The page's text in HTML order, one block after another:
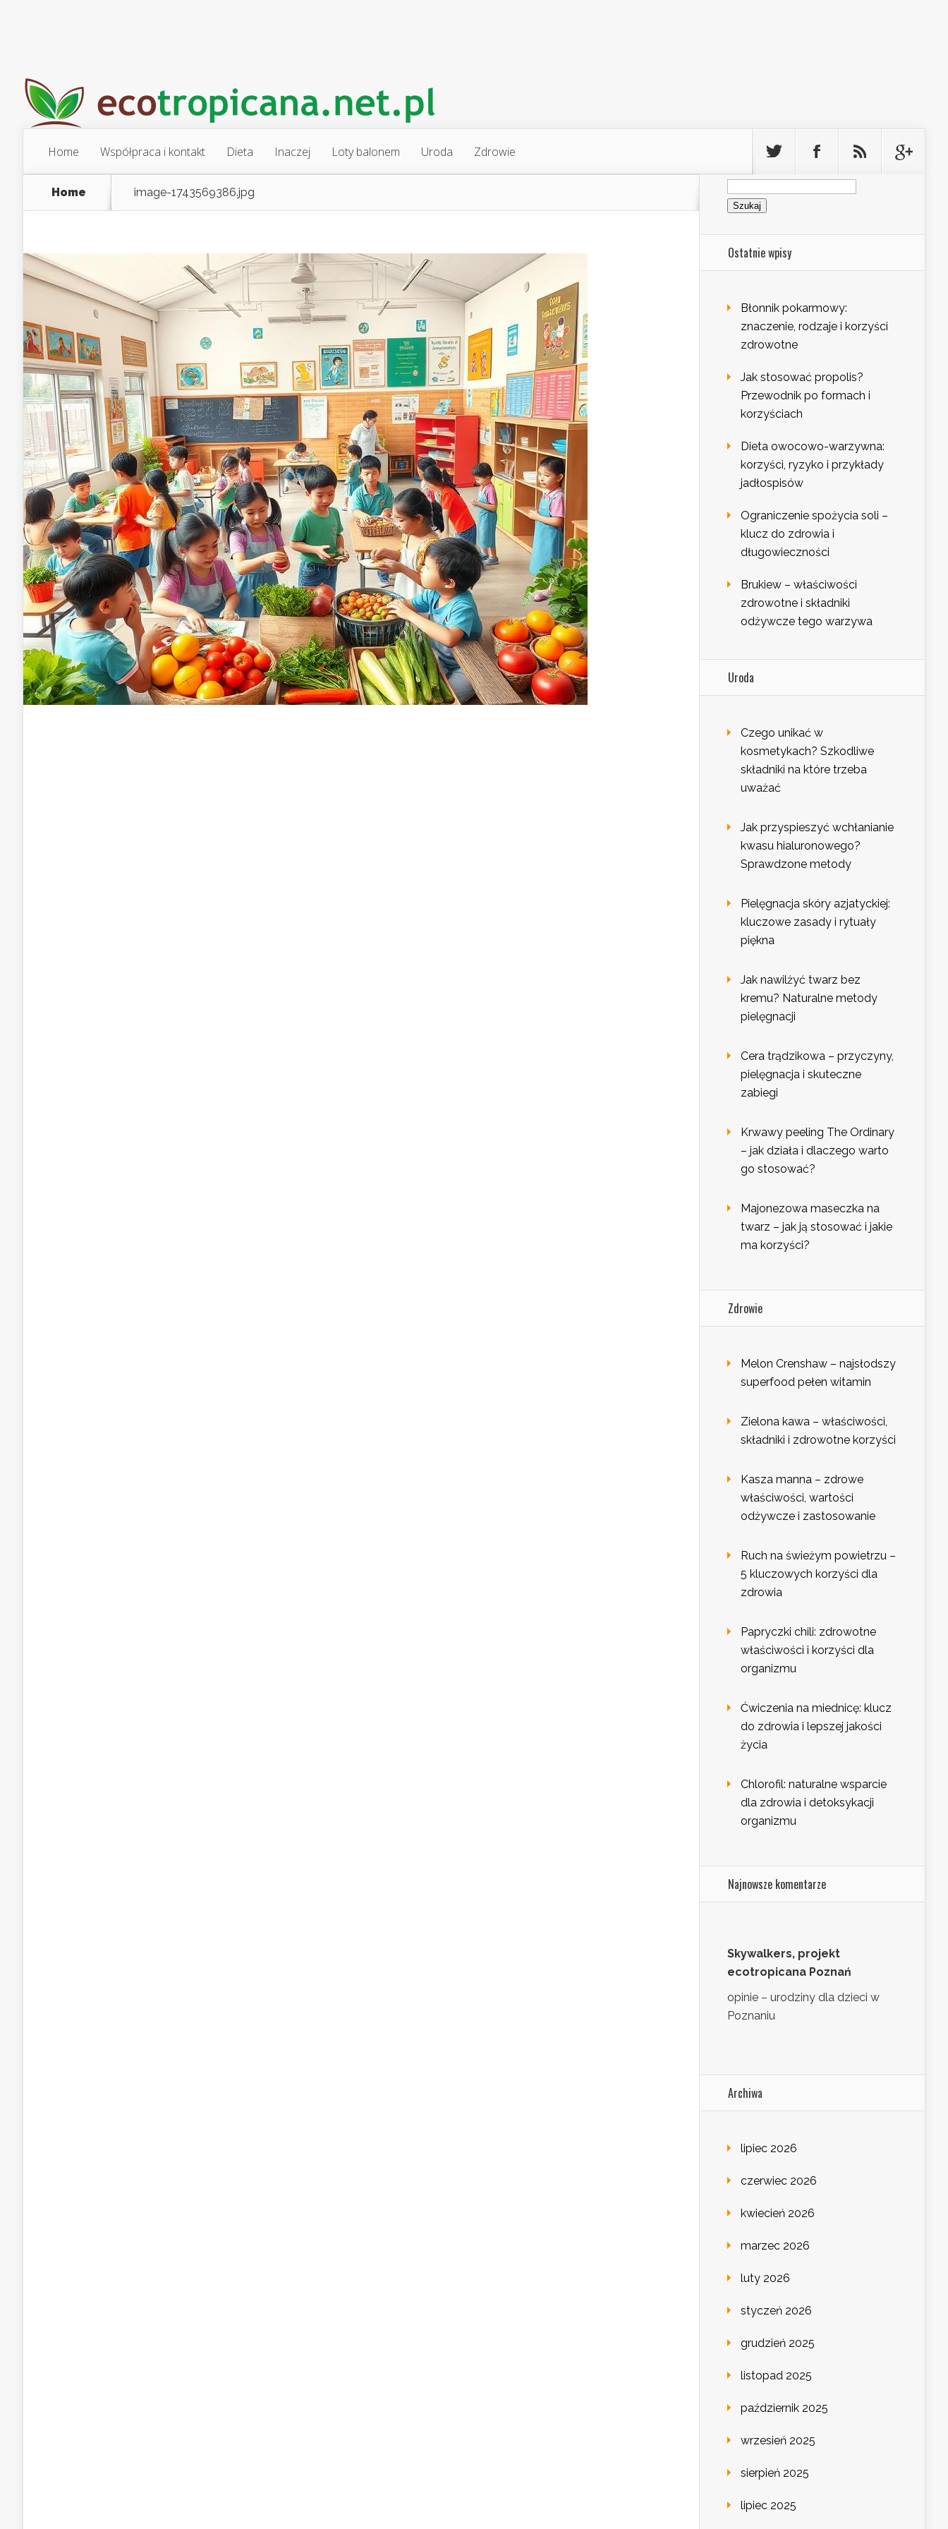
Home Współpraca i kontakt Dieta Inaczej Loty balonem Uroda Zdrowie
Home image-1743569386.jpg
Szukaj:
Ostatnie wpisy
Błonnik pokarmowy:
znaczenie, rodzaje i korzyści
zdrowotne
Jak stosować propolis?
Przewodnik po formach i
korzyściach
Dieta owocowo-warzywna:
korzyści, ryzyko i przykłady
jadłospisów
Ograniczenie spożycia soli –
klucz do zdrowia i
długowieczności
Brukiew – właściwości
zdrowotne i składniki
odżywcze tego warzywa
Uroda
Czego unikać w
kosmetykach? Szkodliwe
składniki na które trzeba
uważać
Jak przyspieszyć wchłanianie
kwasu hialuronowego?
Sprawdzone metody
Pielęgnacja skóry azjatyckiej:
kluczowe zasady i rytuały
piękna
Jak nawilżyć twarz bez
kremu? Naturalne metody
pielęgnacji
Cera trądzikowa – przyczyny,
pielęgnacja i skuteczne
zabiegi
Krwawy peeling The Ordinary
– jak działa i dlaczego warto
go stosować?
Majonezowa maseczka na
twarz – jak ją stosować i jakie
ma korzyści?
Zdrowie
Melon Crenshaw – najsłodszy
superfood pełen witamin
Zielona kawa – właściwości,
składniki i zdrowotne korzyści
Kasza manna – zdrowe
właściwości, wartości
odżywcze i zastosowanie
Ruch na świeżym powietrzu –
5 kluczowych korzyści dla
zdrowia
Papryczki chili: zdrowotne
właściwości i korzyści dla
organizmu
Ćwiczenia na miednicę: klucz
do zdrowia i lepszej jakości
życia
Chlorofil: naturalne wsparcie
dla zdrowia i detoksykacji
organizmu
Najnowsze komentarze
Skywalkers, projekt
ecotropicana Poznań
opinie – urodziny dla dzieci w
Poznaniu
Archiwa
lipiec 2026
czerwiec 2026
kwiecień 2026
marzec 2026
luty 2026
styczeń 2026
grudzień 2025
listopad 2025
październik 2025
wrzesień 2025
sierpień 2025
lipiec 2025